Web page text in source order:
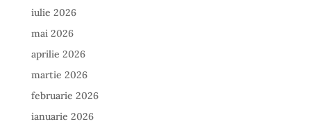
iulie 2026
mai 2026
aprilie 2026
martie 2026
februarie 2026
ianuarie 2026